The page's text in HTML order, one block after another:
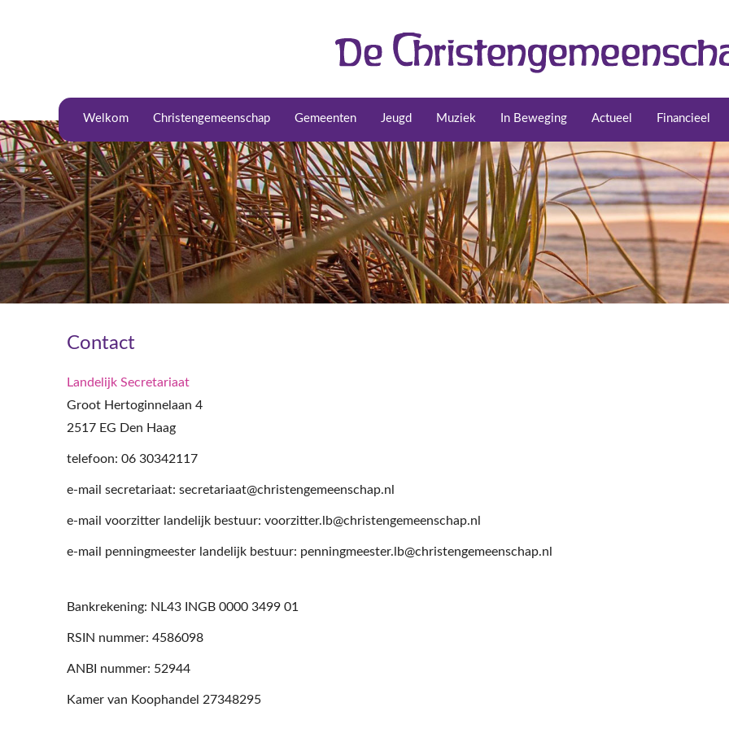
Welkom Christengemeenschap Gemeenten Jeugd Muziek In Beweging Actueel Financieel
Contact
Landelijk Secretariaat
Groot Hertoginnelaan 4
2517 EG Den Haag
telefoon: 06 30342117
e-mail secretariaat: secretariaat@christengemeenschap.nl
e-mail voorzitter landelijk bestuur: voorzitter.lb@christengemeenschap.nl
e-mail penningmeester landelijk bestuur: penningmeester.lb@christengemeenschap.nl
Bankrekening: NL43 INGB 0000 3499 01
RSIN nummer: 4586098
ANBI nummer: 52944
Kamer van Koophandel 27348295